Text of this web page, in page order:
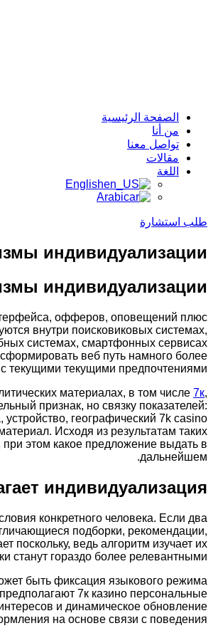
الصفحة الرئيسية
من أنا
تواصل معنا
مقالات
اللغة
English
Arabic
طلب استشارة
индивидуализации
индивидуализации
офферов, оповещений плюс
внутри поисковиковых системах,
системах, смартфонных сервисах
веб путь намного более
текущими предпочтениями.
материалах, в том числе 7к,
признак, но связку показателей:
географический 7k casino
Исходя из результатам таких
при этом какое предложение выдать в
дальнейшем.
индивидуализация
конкретного человека. Если два
подборки, рекомендации,
поскольку, ведь алгоритм изучает их
станут гораздо более релевантными.
быть фиксация языкового режима
7к казино персональные
и динамическое обновление
на основе связи с поведения.